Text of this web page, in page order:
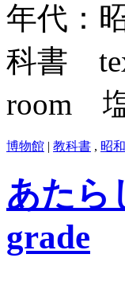
年代：
科書
room
博物館 | 教科書 , 昭
あたら
grade